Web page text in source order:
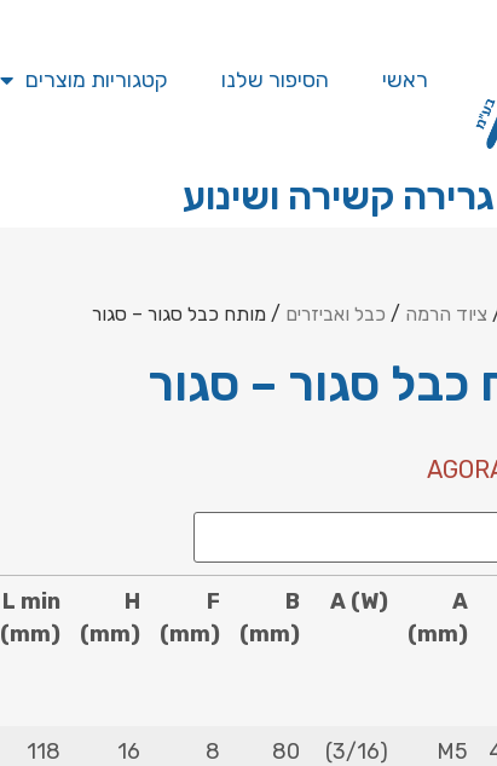
ראשי הסיפור שלנו קטגוריות מוצרים
קשירה ושינוע
ציוד הרמה / כבל ואביזרים / מותח כבל סגור – סגור
כבל סגור – סגור
A
(mm)
A (W)
B
(mm)
F
(mm)
H
(mm)
L min
(mm)
A
A (W)
B
F
H
L min
M5
(3/16)
80
8
16
118